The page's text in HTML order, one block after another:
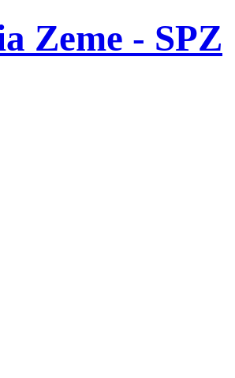
Zeme - SPZ